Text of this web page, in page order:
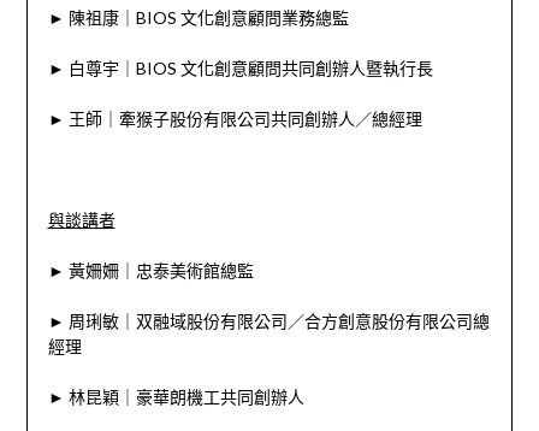
► 陳祖康｜BIOS 文化創意顧問業務總監
► 白尊宇｜BIOS 文化創意顧問共同創辦人暨執行長
► 王師｜牽猴子股份有限公司共同創辦人／總經理
與談講者
► 黃姍姍｜忠泰美術館總監
► 周琍敏｜双融域股份有限公司／合方創意股份有限公司總
經理
► 林昆穎｜豪華朗機工共同創辦人